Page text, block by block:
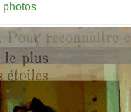
photos